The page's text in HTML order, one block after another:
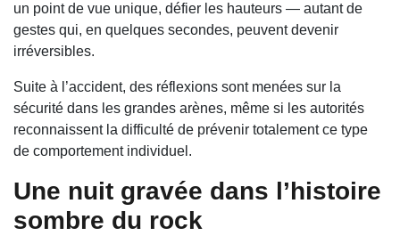
un point de vue unique, défier les hauteurs — autant de
gestes qui, en quelques secondes, peuvent devenir
irréversibles.
Suite à l’accident, des réflexions sont menées sur la
sécurité dans les grandes arènes, même si les autorités
reconnaissent la difficulté de prévenir totalement ce type
de comportement individuel.
Une nuit gravée dans l’histoire
sombre du rock